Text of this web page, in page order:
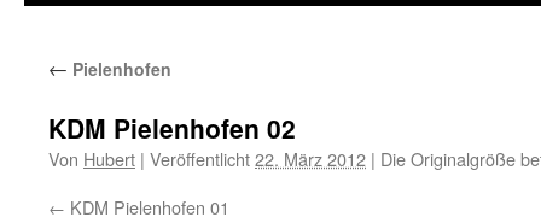
← Pielenhofen
KDM Pielenhofen 02
Von Hubert | Veröffentlicht22. März 2012 | Die Originalgröße
KDM Pielenhofen 01